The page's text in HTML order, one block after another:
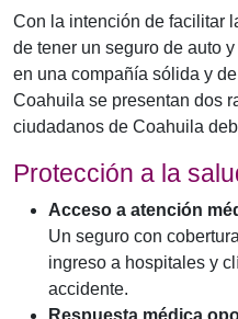
Con la intención de facilitar
de tener un seguro de auto
en una compañía sólida y
Coahuila se presentan dos
ciudadanos de Coahuila
Protección a la
Acceso a atención
Un seguro con
ingreso a hospitales y
accidente.
Respuesta médica